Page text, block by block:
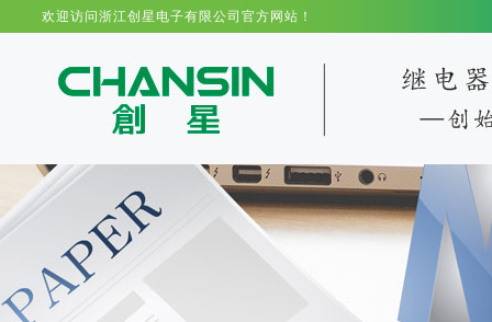
欢迎访问浙江创星电子有限公司官方网站！